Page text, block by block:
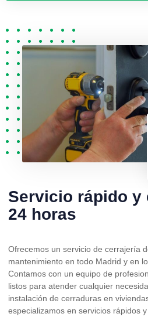
Servicio rápido y
24 horas
Ofrecemos un servicio de cerrajería
mantenimiento en todo Madrid y en
Contamos con un equipo de
listos para atender cualquier
instalación de cerraduras en
especializamos en servicios rápidos